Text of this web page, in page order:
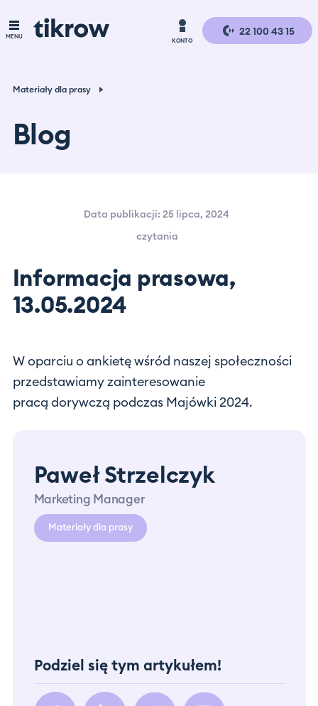
MENU
KONTO
22 100 43 15
Blog
Moje konto
Moje konto
Logowanie
Rejestracja
Materiały dla prasy
Blog
Data publikacji: 25 lipca, 2024
czytania
Informacja prasowa,
13.05.2024
W oparciu o ankietę wśród naszej społeczności
przedstawiamy zainteresowanie
pracą dorywczą podczas Majówki 2024.
Paweł Strzelczyk
Marketing Manager
Materiały dla prasy
Podziel się tym artykułem!